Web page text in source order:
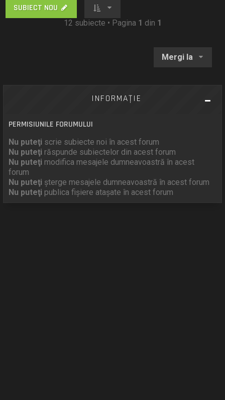
SUBIECT NOU
12 subiecte • Pagina 1 din 1
Mergi la
INFORMAŢIE
PERMISIUNILE FORUMULUI
Nu puteţi scrie subiecte noi în acest forum
Nu puteţi răspunde subiectelor din acest forum
Nu puteţi modifica mesajele dumneavoastră în acest
forum
Nu puteţi şterge mesajele dumneavoastră în acest forum
Nu puteţi publica fişiere ataşate în acest forum